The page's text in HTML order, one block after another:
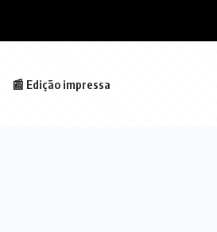
📰 Edição impressa